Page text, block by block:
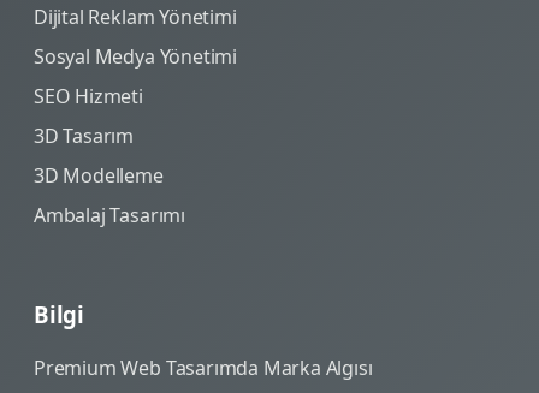
Dijital Reklam Yönetimi
Sosyal Medya Yönetimi
SEO Hizmeti
3D Tasarım
3D Modelleme
Ambalaj Tasarımı
Bilgi
Premium Web Tasarımda Marka Algısı